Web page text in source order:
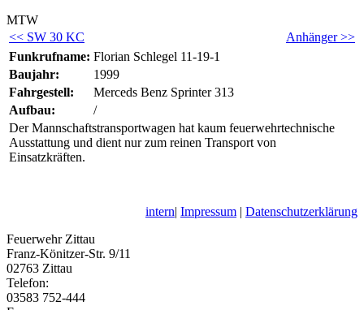
MTW
<< SW 30 KC
Anhänger >>
Funkrufname: Florian Schlegel 11-19-1
Baujahr:
1999
Fahrgestell:
Merceds Benz Sprinter 313
Aufbau:
/
Der Mannschaftstransportwagen hat kaum feuerwehrtechnische
Ausstattung und dient nur zum reinen Transport von
Einsatzkräften.
intern| Impressum | Datenschutzerklärung
Feuerwehr Zittau
Franz-Könitzer-Str. 9/11
02763 Zittau
Telefon:
03583 752-444